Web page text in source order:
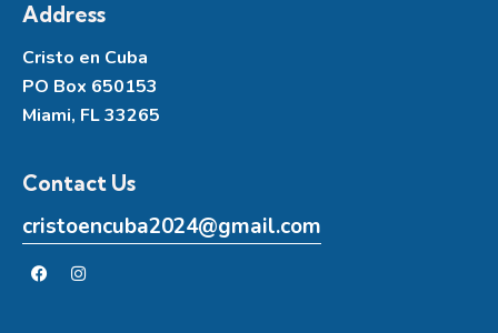
Address
Cristo en Cuba
PO Box 650153
Miami, FL 33265
Contact Us
cristoencuba2024@gmail.com